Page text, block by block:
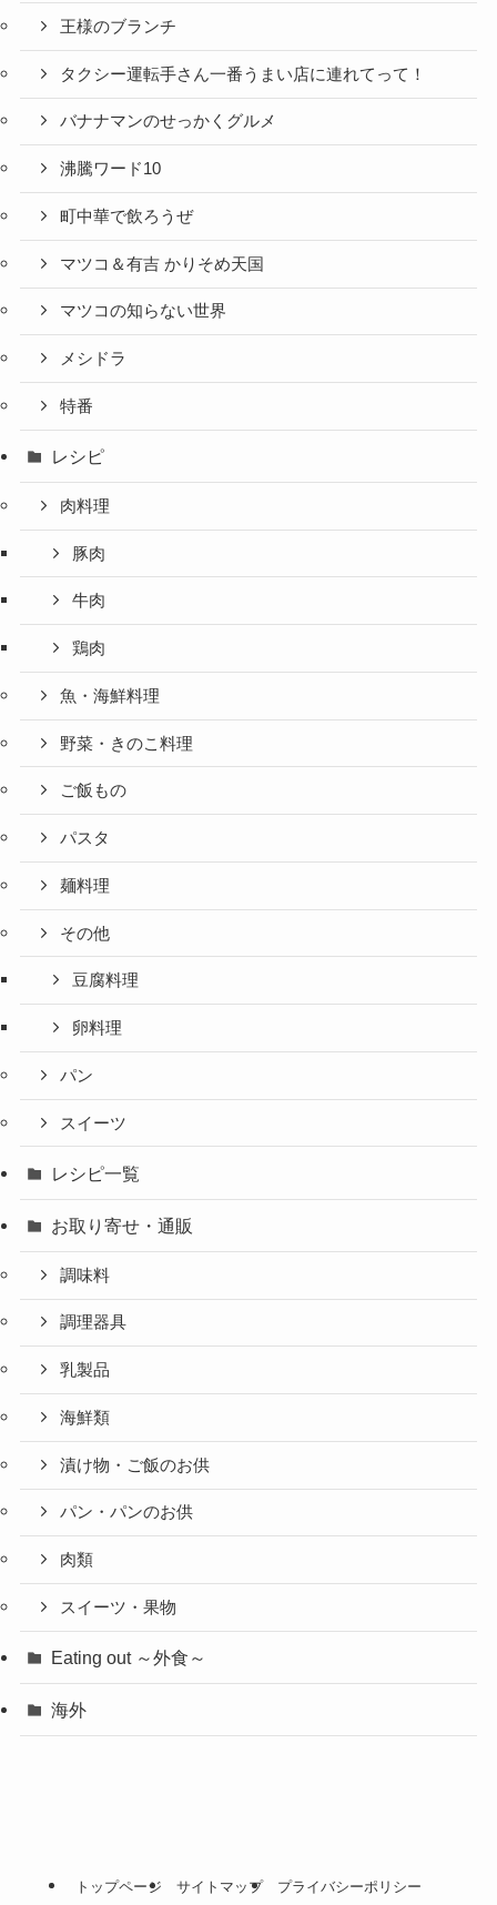
王様のブランチ
タクシー運転手さん一番うまい店に連れてって！
バナナマンのせっかくグルメ
沸騰ワード10
町中華で飲ろうぜ
マツコ＆有吉 かりそめ天国
マツコの知らない世界
メシドラ
特番
レシピ
肉料理
豚肉
牛肉
鶏肉
魚・海鮮料理
野菜・きのこ料理
ご飯もの
パスタ
麺料理
その他
豆腐料理
卵料理
パン
スイーツ
レシピ一覧
お取り寄せ・通販
調味料
調理器具
乳製品
海鮮類
漬け物・ご飯のお供
パン・パンのお供
肉類
スイーツ・果物
Eating out ～外食～
海外
トップページ サイトマップ プライバシーポリシー